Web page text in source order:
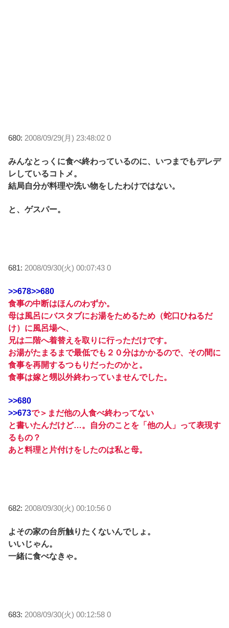
680: 2008/09/29(月) 23:48:02 0
みんなとっくに食べ終わっているのに、いつまでもデレデ
レしているコトメ。
結局自分が料理や洗い物をしたわけではない。
と、ゲスパー。
681: 2008/09/30(火) 00:07:43 0
>>678>>680
食事の中断はほんのわずか。
母は風呂にバスタブにお湯をためるため（蛇口ひねるだ
け）に風呂場へ、
兄は二階へ着替えを取りに行っただけです。
お湯がたまるまで最低でも２０分はかかるので、その間に
食事を再開するつもりだったのかと。
食事は嫁と甥以外終わっていませんでした。
>>680
>>673で＞まだ他の人食べ終わってない
と書いたんだけど…。自分のことを「他の人」って表現す
るもの？
あと料理と片付けをしたのは私と母。
682: 2008/09/30(火) 00:10:56 0
よその家の台所触りたくないんでしょ。
いいじゃん。
一緒に食べなきゃ。
683: 2008/09/30(火) 00:12:58 0